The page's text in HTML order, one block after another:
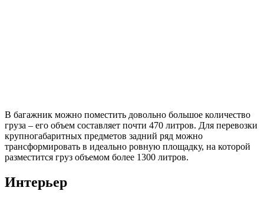
В багажник можно поместить довольно большое количество
груза – его объем составляет почти 470 литров. Для перевозки
крупногабаритных предметов задний ряд можно
трансформировать в идеально ровную площадку, на которой
разместится груз объемом более 1300 литров.
Интерьер